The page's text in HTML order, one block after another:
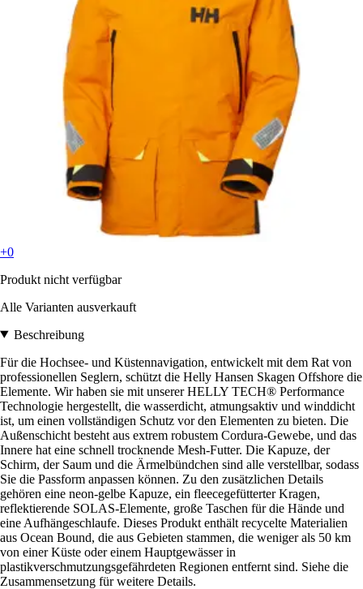
+0
Produkt nicht verfügbar
Alle Varianten ausverkauft
Beschreibung
Für die Hochsee- und Küstennavigation, entwickelt mit dem Rat von
professionellen Seglern, schützt die Helly Hansen Skagen Offshore die
Elemente. Wir haben sie mit unserer HELLY TECH® Performance
Technologie hergestellt, die wasserdicht, atmungsaktiv und winddicht
ist, um einen vollständigen Schutz vor den Elementen zu bieten. Die
Außenschicht besteht aus extrem robustem Cordura-Gewebe, und das
Innere hat eine schnell trocknende Mesh-Futter. Die Kapuze, der
Schirm, der Saum und die Ärmelbündchen sind alle verstellbar, sodass
Sie die Passform anpassen können. Zu den zusätzlichen Details
gehören eine neon-gelbe Kapuze, ein fleecegefütterter Kragen,
reflektierende SOLAS-Elemente, große Taschen für die Hände und
eine Aufhängeschlaufe. Dieses Produkt enthält recycelte Materialien
aus Ocean Bound, die aus Gebieten stammen, die weniger als 50 km
von einer Küste oder einem Hauptgewässer in
plastikverschmutzungsgefährdeten Regionen entfernt sind. Siehe die
Zusammensetzung für weitere Details.